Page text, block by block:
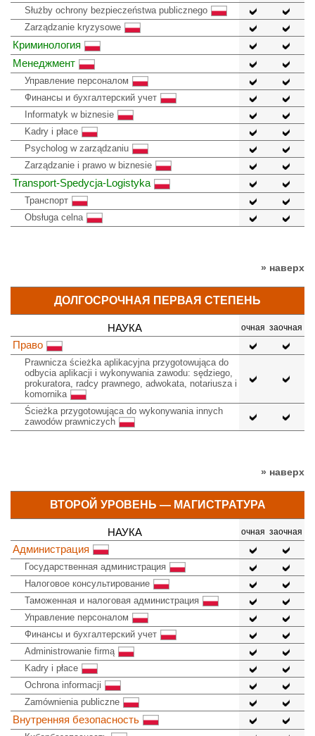
Służby ochrony bezpieczeństwa publicznego
Zarządzanie kryzysowe
Криминология
Менеджмент
Управление персоналом
Финансы и бухгалтерский учет
Informatyk w biznesie
Kadry i płace
Psycholog w zarządzaniu
Zarządzanie i prawo w biznesie
Transport-Spedycja-Logistyka
Транспорт
Obsługa celna
» наверх
ДОЛГОСРОЧНАЯ ПЕРВАЯ СТЕПЕНЬ
НАУКА очная заочная
Право
Prawnicza ścieżka aplikacyjna przygotowująca do
odbycia aplikacji i wykonywania zawodu: sędziego,
prokuratora, radcy prawnego, adwokata, notariusza i
komornika
Ścieżka przygotowująca do wykonywania innych
zawodów prawniczych
» наверх
ВТОРОЙ УРОВЕНЬ — МАГИСТРАТУРА
НАУКА очная заочная
Администрация
Государственная администрация
Налоговое консультирование
Таможенная и налоговая администрация
Управление персоналом
Финансы и бухгалтерский учет
Administrowanie firmą
Kadry i płace
Ochrona informacji
Zamównienia publiczne
Внутренняя безопасность